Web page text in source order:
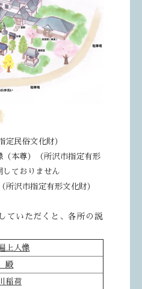
定民俗文化財）
本尊）（所沢市指定有形
しておりません
沢市指定有形文化財）
ていただくと、各所の説
上人像
殿
稲荷